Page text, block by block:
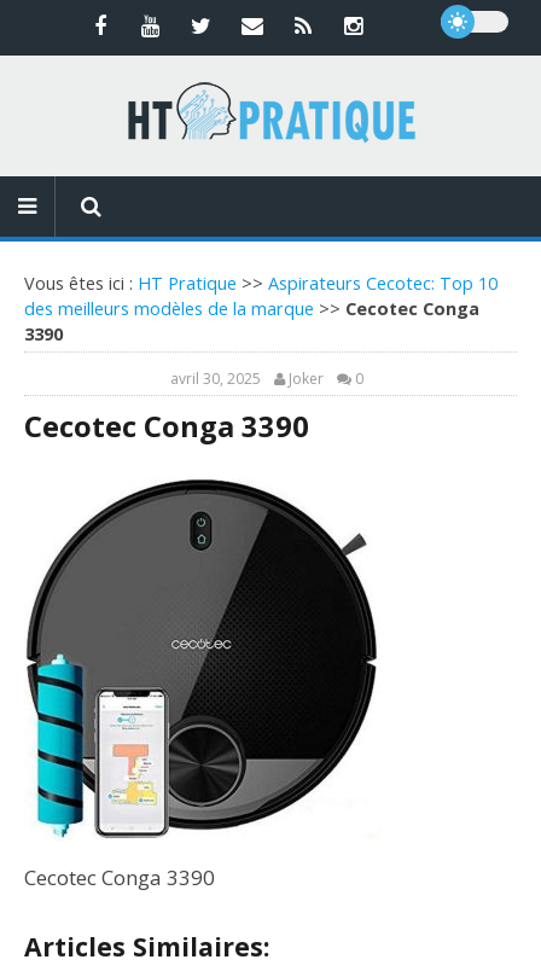
Vous êtes ici : HT Pratique >> Aspirateurs Cecotec: Top 10
des meilleurs modèles de la marque >> Cecotec Conga
3390
avril 30, 2025 Joker 0
Cecotec Conga 3390
Cecotec Conga 3390
Articles Similaires: